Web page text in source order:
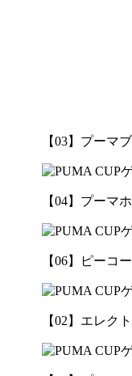
【03】プーマ
【04】プーマ
【06】ピーコ
【02】エレク